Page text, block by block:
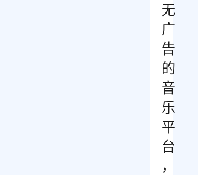
无
广
告
的
音
乐
平
台
，